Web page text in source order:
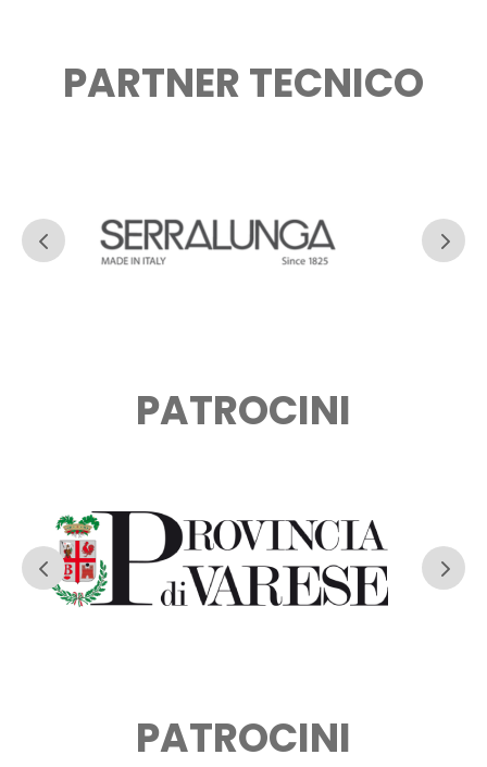
PARTNER TECNICO
PATROCINI
PATROCINI